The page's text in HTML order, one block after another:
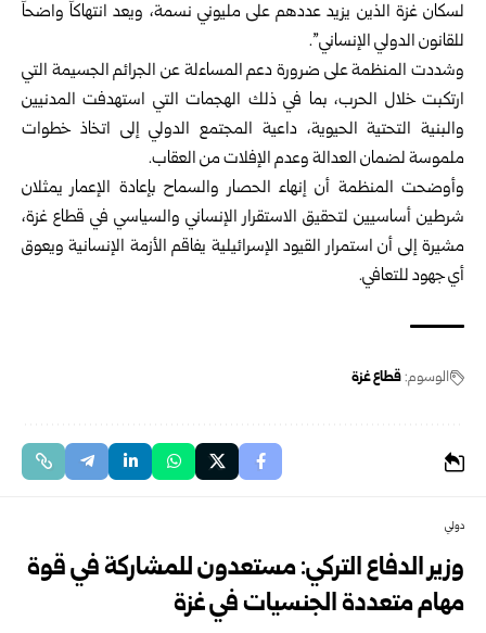
لسكان غزة الذين يزيد عددهم على مليوني نسمة، ويعد انتهاكاً واضحاً
للقانون الدولي الإنساني”.
وشددت المنظمة على ضرورة دعم المساءلة عن الجرائم الجسيمة التي
ارتكبت خلال الحرب، بما في ذلك الهجمات التي استهدفت المدنيين
والبنية التحتية الحيوية، داعية المجتمع الدولي إلى اتخاذ خطوات
ملموسة لضمان العدالة وعدم الإفلات من العقاب.
وأوضحت المنظمة أن إنهاء الحصار والسماح بإعادة الإعمار يمثلان
شرطين أساسيين لتحقيق الاستقرار الإنساني والسياسي في قطاع غزة،
مشيرة إلى أن استمرار القيود الإسرائيلية يفاقم الأزمة الإنسانية ويعوق
أي جهود للتعافي.
الوسوم:قطاع غزة
دولي
وزير الدفاع التركي: مستعدون للمشاركة في قوة
مهام متعددة الجنسيات في غزة